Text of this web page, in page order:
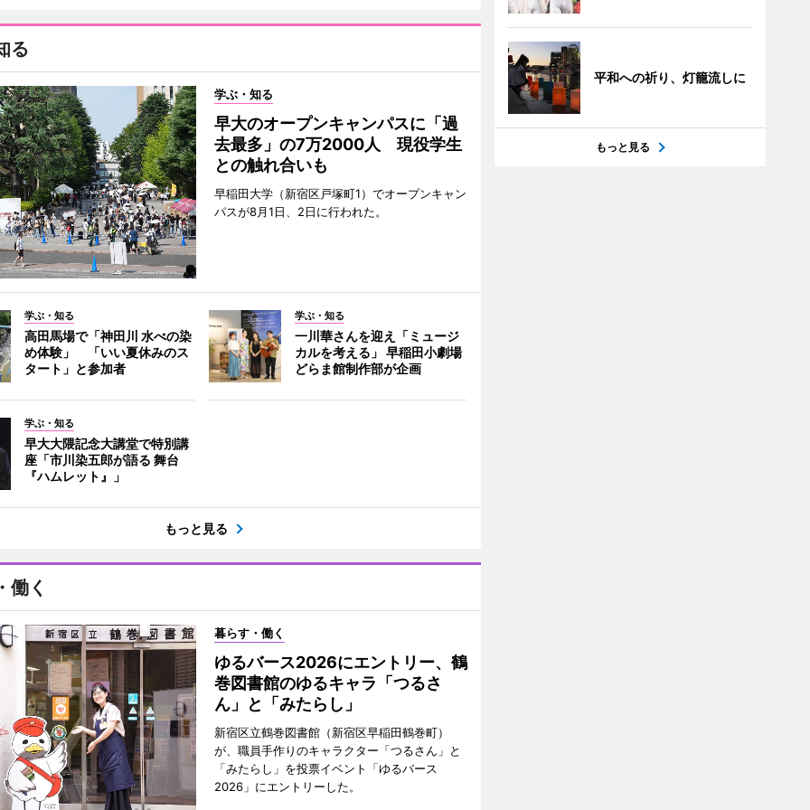
る
学ぶ・知る
早大のオープンキャンパスに「過
去最多」の7万2000人 現役学生
との触れ合いも
早稲田大学（新宿区戸塚町1）でオープンキャン
パスが8月1日、2日に行われた。
学ぶ・知る
高田馬場で「神田川 水べの染
め体験」 「いい夏休みのス
タート」と参加者
学ぶ・知る
一川華さんを迎え「ミュージ
カルを考える」 早稲田小劇場
どらま館制作部が企画
学ぶ・知る
早大大隈記念大講堂で特別講
座「市川染五郎が語る 舞台
『ハムレット』」
もっと見る
働く
暮らす・働く
ゆるバース2026にエントリー、鶴
巻図書館のゆるキャラ「つるさ
ん」と「みたらし」
新宿区立鶴巻図書館（新宿区早稲田鶴巻町）
が、職員手作りのキャラクター「つるさん」と
「みたらし」を投票イベント「ゆるバース
2026」にエントリーした。
平和への祈り、灯籠流しに
もっと見る